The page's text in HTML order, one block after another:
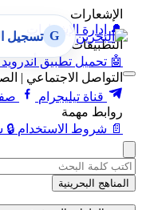
الإشعارات
🔔 إدارة الإشعارات
التطبيقات
🤖 تحميل تطبيق أندرويد
التواصل الاجتماعي |
قناة تيليجرام
روابط مهمة
📄 شروط الاستخدام 🔒
G تسجيل
المناهج البحرينية